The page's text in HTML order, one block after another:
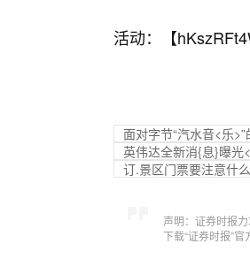
活动：【
面对字节“汽水音<乐
英伟达全新消{息}曝光
订.景区门票要注意什
声明：证券时报
下载“证券时报”